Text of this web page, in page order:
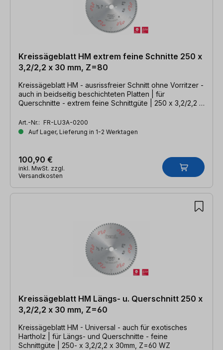
Kreissägeblatt HM extrem feine Schnitte 250 x
3,2/2,2 x 30 mm, Z=80
Kreissägeblatt HM - ausrissfreier Schnitt ohne Vorritzer -
auch in beidseitig beschichteten Platten | für
Querschnitte - extrem feine Schnittgüte | 250 x 3,2/2,2 x
Art.-Nr.: FR-LU3A-0200
Auf Lager, Lieferung in 1-2 Werktagen
100,90 €
inkl. MwSt. zzgl.
Versandkosten
Kreissägeblatt HM Längs- u. Querschnitt 250 x
3,2/2,2 x 30 mm, Z=60
Kreissägeblatt HM - Universal - auch für exotisches
Hartholz | für Längs- und Querschnitte - feine
Schnittgüte | 250- x 3,2/2,2 x 30mm, Z=60 WZ